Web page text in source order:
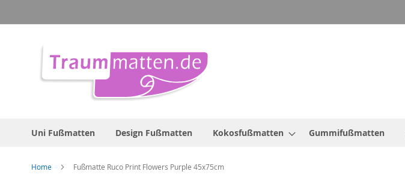
zum
Uni Fußmatten Design Fußmatten Kokosfußmatten Gummifußmatten
Home Fußmatte Ruco Print Flowers Purple 45x75cm